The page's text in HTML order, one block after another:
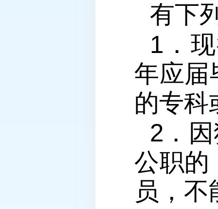
有下
1．
年应届
的专科
2．
公职的
员，